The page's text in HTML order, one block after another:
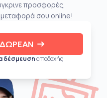
προσφορές,
μεταφορά σου online!
ΔΩΡΕΑΝ
δέσμευσηαποδοχής